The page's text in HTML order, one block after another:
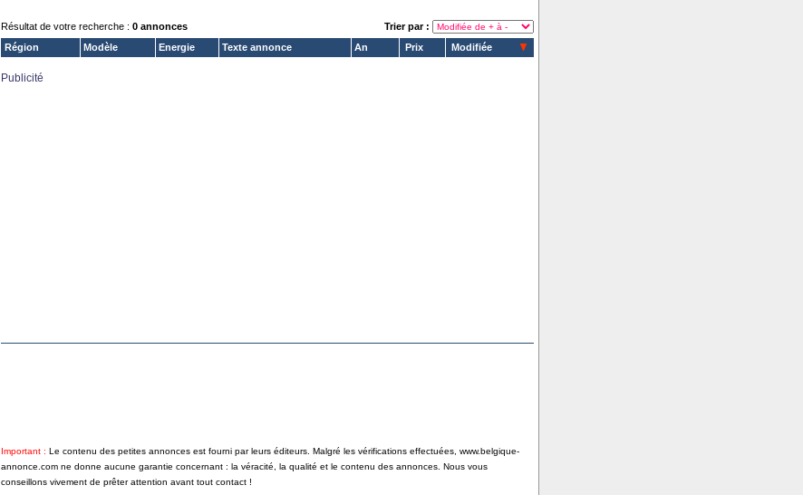
Résultat de votre recherche : 0 annonces
Trier par :
Région
Modèle Energie Texte annonce An Prix Modifiée
Publicité
Important : Le contenu des petites annonces est fourni par leurs éditeurs. Malgré les vérifications effectuées, www.belgique-
annonce.com ne donne aucune garantie concernant : la véracité, la qualité et le contenu des annonces. Nous vous
conseillons vivement de prêter attention avant tout contact !